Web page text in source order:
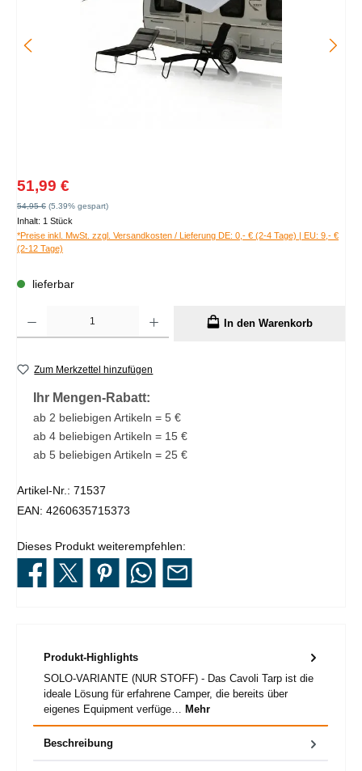
Verkaufspreis:
51,99 €
Regulärer Preis:
54,95 € (5.39% gespart)
Inhalt: 1 Stück
*Preise inkl. MwSt. zzgl. Versandkosten / Lieferung DE: 0,- € (2-4 Tage) | EU: 9,- €
(2-12 Tage)
lieferbar
In den Warenkorb
Zum Merkzettel hinzufügen
Ihr Mengen-Rabatt:
ab 2 beliebigen Artikeln = 5 €
ab 4 beliebigen Artikeln = 15 €
ab 5 beliebigen Artikeln = 25 €
Artikel-Nr.: 71537
EAN: 4260635715373
Dieses Produkt weiterempfehlen:
Produkt-Highlights
SOLO-VARIANTE (NUR STOFF) - Das Cavoli Tarp ist die
ideale Lösung für erfahrene Camper, die bereits über
eigenes Equipment verfüge… Mehr
Beschreibung